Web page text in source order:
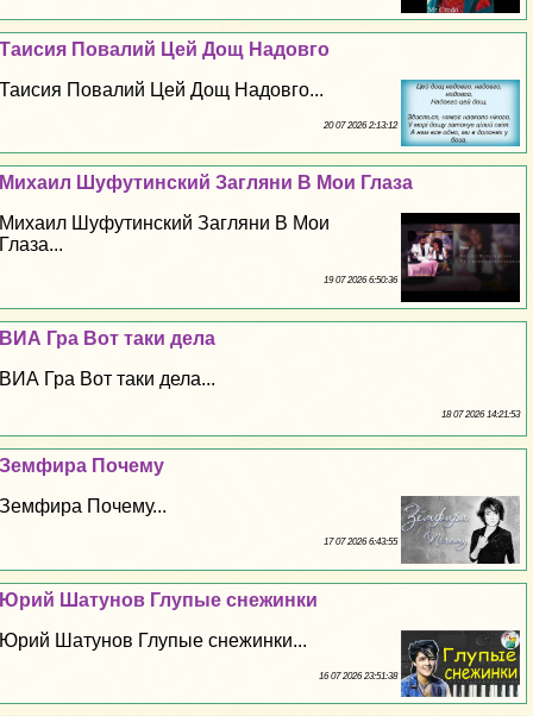
Таисия Повалий Цей Дощ Надовго
Таисия Повалий Цей Дощ Надовго...
20 07 2026 2:13:12
Михаил Шуфутинский Загляни В Мои Глаза
Михаил Шуфутинский Загляни В Мои
Глаза...
19 07 2026 6:50:36
ВИА Гра Вот таки дела
ВИА Гра Вот таки дела...
18 07 2026 14:21:53
Земфира Почему
Земфира Почему...
17 07 2026 6:43:55
Юрий Шатунов Глупые снежинки
Юрий Шатунов Глупые снежинки...
16 07 2026 23:51:38